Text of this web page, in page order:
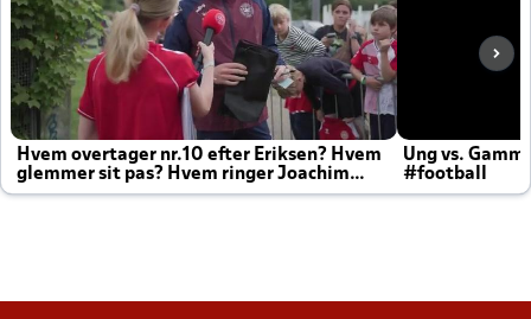
Hvem overtager nr.10 efter Eriksen? Hvem
glemmer sit pas? Hvem ringer Joachim
altid til efter kampe?
Ung vs.
#football